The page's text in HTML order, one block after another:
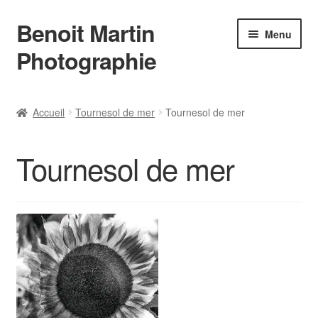
Aller
à
la
Aller
au
contenu
Benoit Martin
Photographie
Menu
Conditions Générales de Vente
Instagram
L’auteur
Accueil Tournesol de mer Tournesol de mer
Tournesol de mer